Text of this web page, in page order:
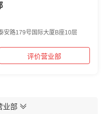
安路179号国际大厦B座10层
评价营业部
业部